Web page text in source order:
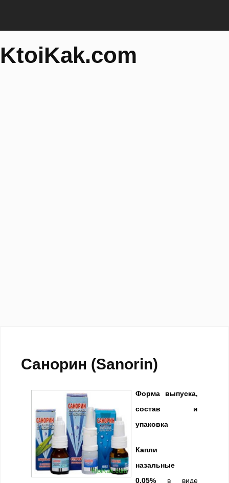
KtoiKak.com
Санорин (Sanorin)
Форма выпуска,
состав и
упаковка
Капли
назальные
0.05% в виде